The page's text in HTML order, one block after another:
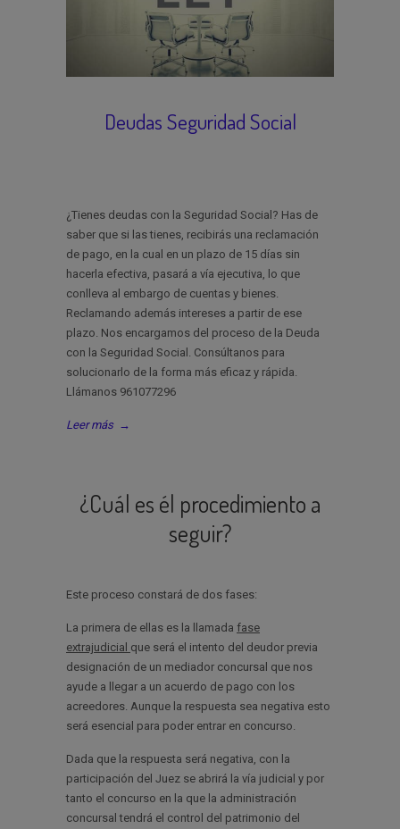
Deudas Seguridad Social
¿Tienes deudas con la Seguridad Social? Has de
saber que si las tienes, recibirás una reclamación
de pago, en la cual en un plazo de 15 días sin
hacerla efectiva, pasará a vía ejecutiva, lo que
conlleva al embargo de cuentas y bienes.
Reclamando además intereses a partir de ese
plazo. Nos encargamos del proceso de la Deuda
con la Seguridad Social. Consúltanos para
solucionarlo de la forma más eficaz y rápida.
Llámanos 961077296
Leer más →
¿Cuál es él procedimiento a
seguir?
Este proceso constará de dos fases:
La primera de ellas es la llamada fase
extrajudicial que será el intento del deudor previa
designación de un mediador concursal que nos
ayude a llegar a un acuerdo de pago con los
acreedores. Aunque la respuesta sea negativa esto
será esencial para poder entrar en concurso.
Dada que la respuesta será negativa, con la
participación del Juez se abrirá la vía judicial y por
tanto el concurso en la que la administración
concursal tendrá el control del patrimonio del